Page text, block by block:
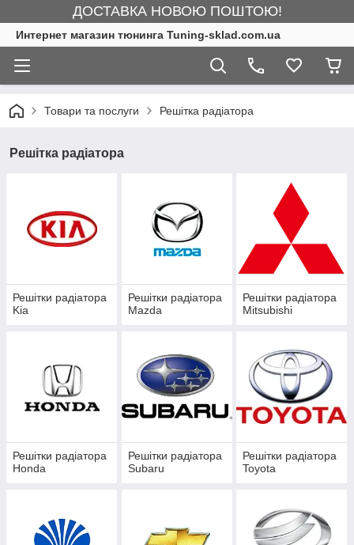
ДОСТАВКА НОВОЮ ПОШТОЮ!
Интернет магазин тюнинга Tuning-sklad.com.ua
Товари та послуги Решітка радіатора
Решітка радіатора
Решітки радіатора
Kia
Решітки радіатора
Mazda
Решітки радіатора
Mitsubishi
Решітки радіатора
Honda
Решітки радіатора
Subaru
Решітки радіатора
Toyota